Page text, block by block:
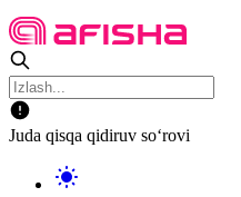
Juda qisqa qidiruv so‘rovi